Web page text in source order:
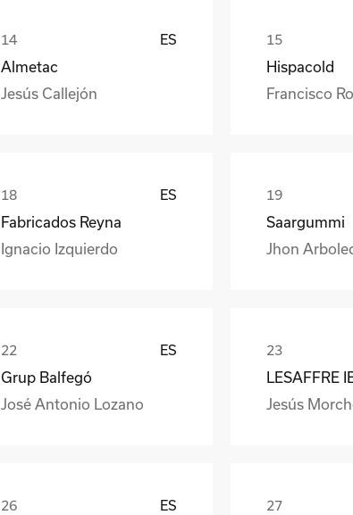
ES
Almetac
Jesús Callejón
Hispacold
Francisco
ES
Fabricados Reyna
Ignacio Izquierdo
Saargummi
Jhon
ES
Grup Balfegó
José Antonio Lozano
LESAFFRE
Jesús
ES